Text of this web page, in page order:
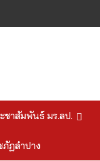
ชาสัมพันธ์ มร.ลป.
ภัฏลำปาง